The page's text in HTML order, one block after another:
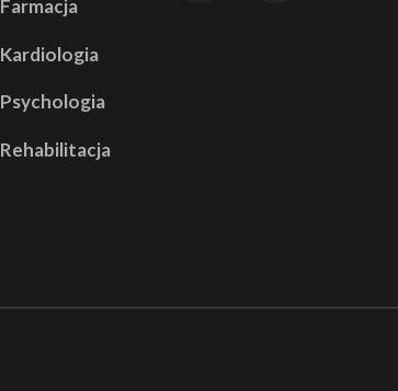
Farmacja
Kardiologia
Psychologia
Rehabilitacja